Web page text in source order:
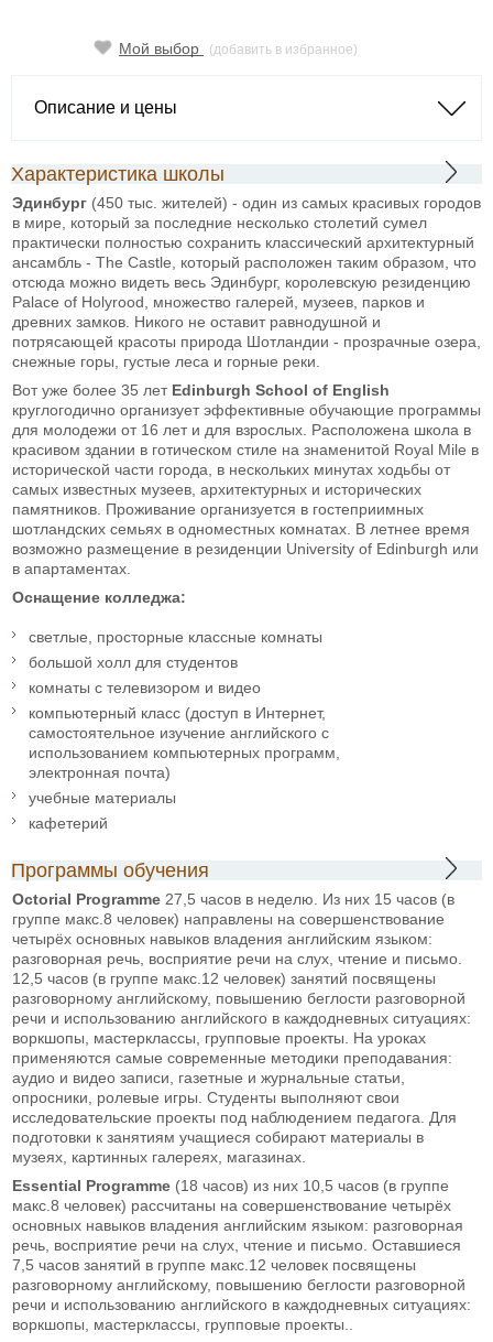
Мой выбор (добавить в избранное)
Описание и цены
Характеристика школы
Эдинбург (450 тыс. жителей) - один из самых красивых городов
в мире, который за последние несколько столетий сумел
практически полностью сохранить классический архитектурный
ансамбль - The Castle, который расположен таким образом, что
отсюда можно видеть весь Эдинбург, королевскую резиденцию
Palace of Holyrood, множество галерей, музеев, парков и
древних замков. Никого не оставит равнодушной и
потрясающей красоты природа Шотландии - прозрачные озера,
снежные горы, густые леса и горные реки.
Вот уже более 35 лет Edinburgh School of English
круглогодично организует эффективные обучающие программы
для молодежи от 16 лет и для взрослых. Расположена школа в
красивом здании в готическом стиле на знаменитой Royal Mile в
исторической части города, в нескольких минутах ходьбы от
самых известных музеев, архитектурных и исторических
памятников. Проживание организуется в гостеприимных
шотландских семьях в одноместных комнатах. В летнее время
возможно размещение в резиденции University of Edinburgh или
в апартаментах.
Оснащение колледжа:
светлые, просторные классные комнаты
большой холл для студентов
комнаты с телевизором и видео
компьютерный класс (доступ в Интернет,
самостоятельное изучение английского с
использованием компьютерных программ,
электронная почта)
учебные материалы
кафетерий
Программы обучения
Octorial Programme 27,5 часов в неделю. Из них 15 часов (в
группе макс.8 человек) направлены на совершенствование
четырёх основных навыков владения английским языком:
разговорная речь, восприятие речи на слух, чтение и письмо.
12,5 часов (в группе макс.12 человек) занятий посвящены
разговорному английскому, повышению беглости разговорной
речи и использованию английского в каждодневных ситуациях:
воркшопы, мастерклассы, групповые проекты. На уроках
применяются самые современные методики преподавания:
аудио и видео записи, газетные и журнальные статьи,
опросники, ролевые игры. Студенты выполняют свои
исследовательские проекты под наблюдением педагога. Для
подготовки к занятиям учащиеся собирают материалы в
музеях, картинных галереях, магазинах.
Essential Programme (18 часов) из них 10,5 часов (в группе
макс.8 человек) рассчитаны на совершенствование четырёх
основных навыков владения английским языком: разговорная
речь, восприятие речи на слух, чтение и письмо. Оставшиеся
7,5 часов занятий в группе макс.12 человек посвящены
разговорному английскому, повышению беглости разговорной
речи и использованию английского в каждодневных ситуациях:
воркшопы, мастерклассы, групповые проекты..